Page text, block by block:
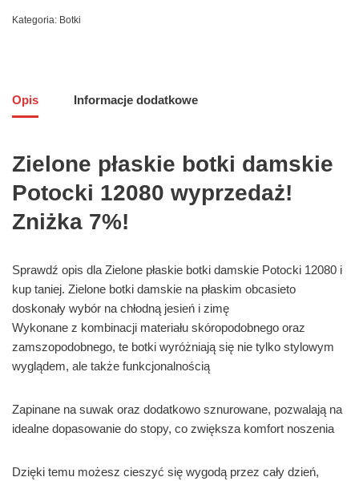
Kategoria: Botki
Opis Informacje dodatkowe
Zielone płaskie botki damskie
Potocki 12080 wyprzedaż!
Zniżka 7%!
Sprawdź opis dla Zielone płaskie botki damskie Potocki 12080 i
kup taniej. Zielone botki damskie na płaskim obcasieto
doskonały wybór na chłodną jesień i zimę
Wykonane z kombinacji materiału skóropodobnego oraz
zamszopodobnego, te botki wyróżniają się nie tylko stylowym
wyglądem, ale także funkcjonalnością
Zapinane na suwak oraz dodatkowo sznurowane, pozwalają na
idealne dopasowanie do stopy, co zwiększa komfort noszenia
Dzięki temu możesz cieszyć się wygodą przez cały dzień,